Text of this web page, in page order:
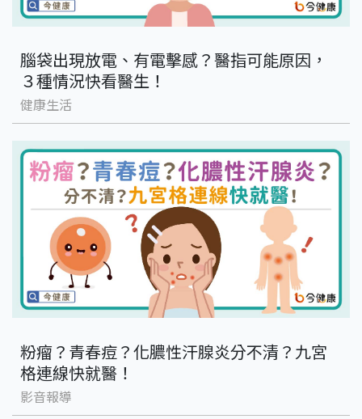
腦袋出現放電、有電擊感？醫指可能原因，
３種情況快看醫生！
健康生活
粉瘤？青春痘？化膿性汗腺炎分不清？九宮
格連線快就醫！
影音報導